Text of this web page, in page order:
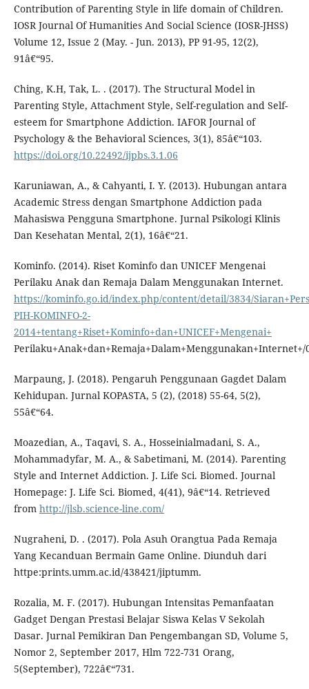
Contribution of Parenting Style in life domain of Children.
IOSR Journal Of Humanities And Social Science (IOSR-JHSS)
Volume 12, Issue 2 (May. - Jun. 2013), PP 91-95, 12(2),
91â€“95.
Ching, K.H, Tak, L. . (2017). The Structural Model in
Parenting Style, Attachment Style, Self-regulation and Self-
esteem for Smartphone Addiction. IAFOR Journal of
Psychology & the Behavioral Sciences, 3(1), 85â€“103.
https://doi.org/10.22492/ijpbs.3.1.06
Karuniawan, A., & Cahyanti, I. Y. (2013). Hubungan antara
Academic Stress dengan Smartphone Addiction pada
Mahasiswa Pengguna Smartphone. Jurnal Psikologi Klinis
Dan Kesehatan Mental, 2(1), 16â€“21.
Kominfo. (2014). Riset Kominfo dan UNICEF Mengenai
Perilaku Anak dan Remaja Dalam Menggunakan Internet.
https://kominfo.go.id/index.php/content/detail/3834/
PIH-KOMINFO-2-
2014+tentang+Riset+Kominfo+dan+UNICEF+Mengenai+
Perilaku+Anak+dan+Remaja+Dalam+Menggunakan+Internet+/
Marpaung, J. (2018). Pengaruh Penggunaan Gagdet Dalam
Kehidupan. Jurnal KOPASTA, 5 (2), (2018) 55-64, 5(2),
55â€“64.
Moazedian, A., Taqavi, S. A., Hosseinialmadani, S. A.,
Mohammadyfar, M. A., & Sabetimani, M. (2014). Parenting
Style and Internet Addiction. J. Life Sci. Biomed. Journal
Homepage: J. Life Sci. Biomed, 4(41), 9â€“14. Retrieved
from http://jlsb.science-line.com/
Nugraheni, D. . (2017). Pola Asuh Orangtua Pada Remaja
Yang Kecanduan Bermain Game Online. Diunduh dari
httpe:prints.umm.ac.id/438421/jiptumm.
Rozalia, M. F. (2017). Hubungan Intensitas Pemanfaatan
Gadget Dengan Prestasi Belajar Siswa Kelas V Sekolah
Dasar. Jurnal Pemikiran Dan Pengembangan SD, Volume 5,
Nomor 2, September 2017, Hlm 722-731 Orang,
5(September), 722â€“731.